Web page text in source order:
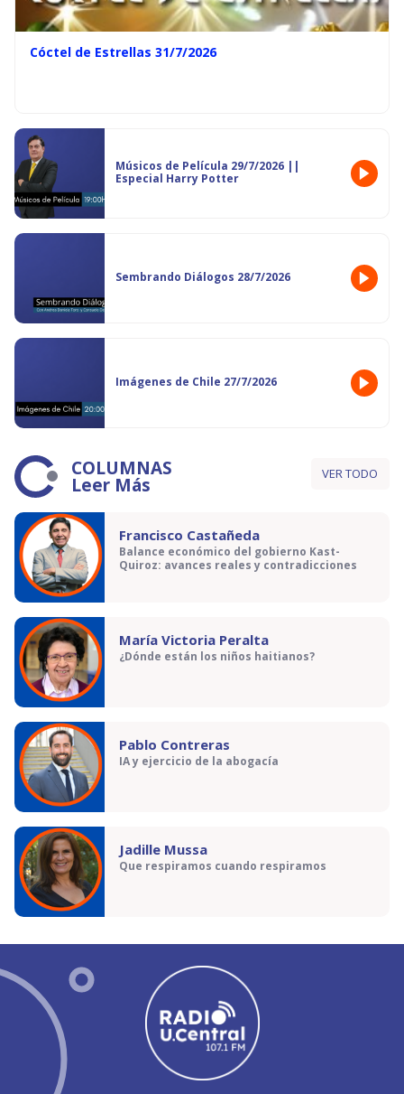
Cóctel de Estrellas 31/7/2026
Músicos de Película 29/7/2026 ||
Especial Harry Potter
Sembrando Diálogos 28/7/2026
Imágenes de Chile 27/7/2026
COLUMNAS
Leer Más VER TODO
Francisco Castañeda
Balance económico del gobierno Kast-
Quiroz: avances reales y contradicciones
María Victoria Peralta
¿Dónde están los niños haitianos?
Pablo Contreras
IA y ejercicio de la abogacía
Jadille Mussa
Que respiramos cuando respiramos